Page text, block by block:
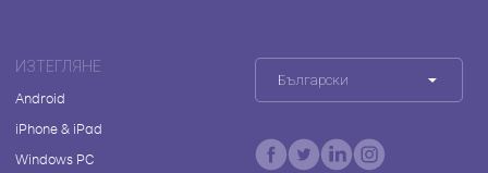
ИЗТЕГЛЯНЕ
Android
iPhone & iPad
Windows PC
Български